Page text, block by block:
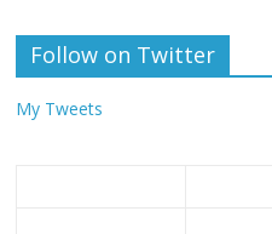
Follow on Twitter
My Tweets